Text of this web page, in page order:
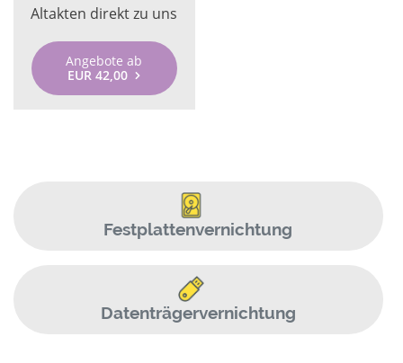
Altakten direkt zu uns
Angebote ab
EUR 42,00
Festplattenvernichtung
Datenträgervernichtung